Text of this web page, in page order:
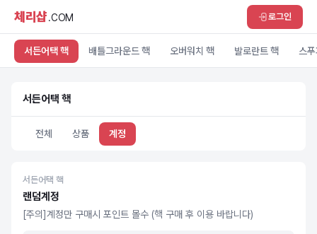
체리샵.COM 로그인
서든어택 핵 배틀그라운드 핵 오버워치 핵 발로란트 핵 스
서든어택 핵
전체 상품 계정
서든어택 핵
랜덤계정
[주의]계정만 구매시 포인트 몰수 (핵 구매 후 이용 바랍니다)